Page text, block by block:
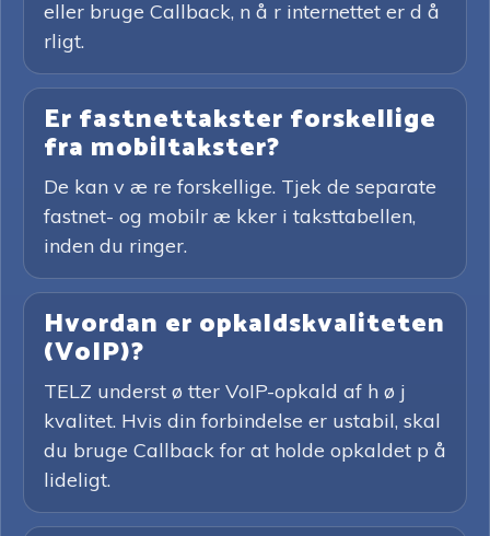
eller bruge Callback, n å r internettet er d å
rligt.
Er fastnettakster forskellige
fra mobiltakster?
De kan v æ re forskellige. Tjek de separate
fastnet- og mobilr æ kker i taksttabellen,
inden du ringer.
Hvordan er opkaldskvaliteten
(VoIP)?
TELZ underst ø tter VoIP-opkald af h ø j
kvalitet. Hvis din forbindelse er ustabil, skal
du bruge Callback for at holde opkaldet p å
lideligt.